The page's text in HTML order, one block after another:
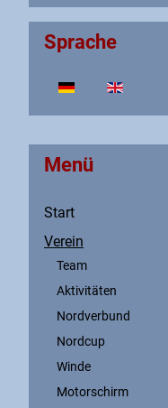
Menü
Start
Verein
Team
Aktivitäten
Nordverbund
Nordcup
Winde
Motorschirm
Sprache
Sprache auswählen